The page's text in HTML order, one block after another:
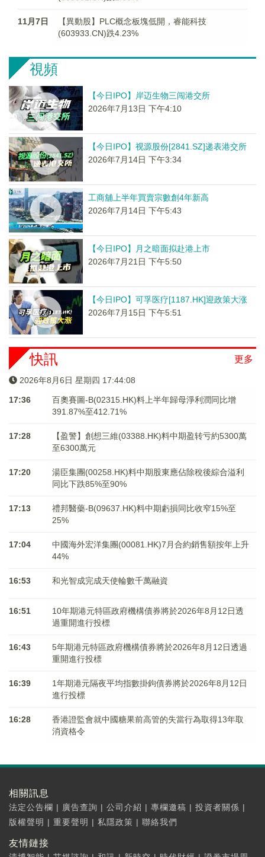
11月7日
【異動股】PLC概念板塊低開，睿能科技
(603933.CN)跌4.23%
視頻
【今日IPO】岸迈生物三闯港交所
2026年7月13日 下午4:10
【今日IPO】视源股份[2841.SZ]递表港交所
2026年7月14日 下午3:34
工商舖上半年買賣宗數創4年新高
2026年7月14日 下午5:43
【今日IPO】月之暗面拟赴港上市
2026年7月21日 下午5:50
【今日IPO】可孚医疗[1187.HK]迎政策大涨
2026年7月15日 下午5:51
更多
快訊
2026年8月6日 星期四 17:44:09
17:36
百奧賽圖-B(02315.HK)料上半年歸母淨利潤同比增
391.87%至412.71%
17:28
【盈警】創想三維(03388.HK)料中期盈转亏約5300萬
至6300萬元
17:20
湯臣集團(00258.HK)料中期股東應佔除稅後綜合溢利
同比下跌85%至90%
17:13
禮邦醫藥-B(09637.HK)料中期虧損同比收窄15%至
25%
17:04
中國海外宏洋集團(00081.HK)7月合約銷售額按年上升
44%
16:53 和光智成完成天使輪數千萬融資
16:51
10年期港元特區政府機構債券將於2026年8月12日透
過重開進行投標
16:43
5年期港元特區政府機構債券將於2026年8月12日透過
重開進行投標
16:39
1年期港元隔夜平均指數掛鉤債券將於2026年8月12日
進行投標
16:28
香港證監會就中國糖果前高管的失當行為取得13年取
消資格令
相關訊息
法定公告欄 | 廣告查詢 | 公司介紹 | 專欄邀稿 | 投資者關係 |
版權聲明 | 重要聲明 | 私隱政策 | 聯絡我們
友情鏈接